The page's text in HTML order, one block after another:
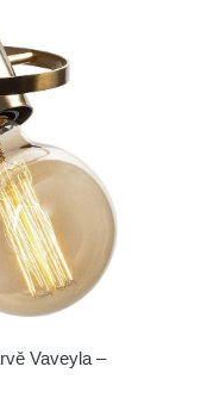
Vaveyla –